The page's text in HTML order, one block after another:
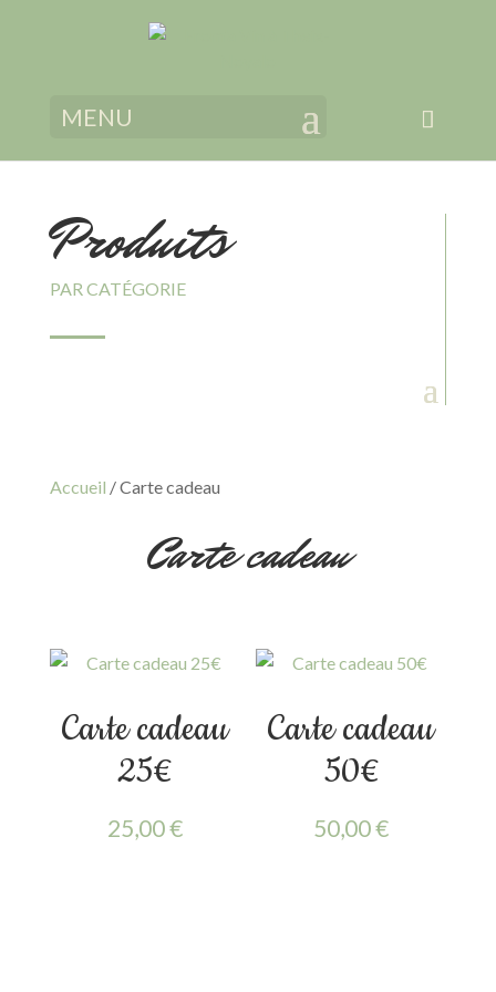
MENU
Produits
PAR CATÉGORIE
Accueil / Carte cadeau
Carte cadeau
Carte cadeau
25€
25,00€
Carte cadeau
50€
50,00€